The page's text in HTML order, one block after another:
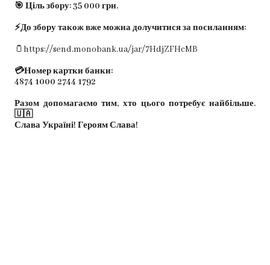
🎯 Ціль збору: 35 000 грн.
⚡️До збору також вже можна долучитися за посиланням:
🫙https://send.monobank.ua/jar/7HdjZFHcMB
💳Номер картки банки:
4874 1000 2744 1792
Разом допомагаємо тим, хто цього потребує найбільше.
🇺🇦
Слава Україні! Героям Слава!